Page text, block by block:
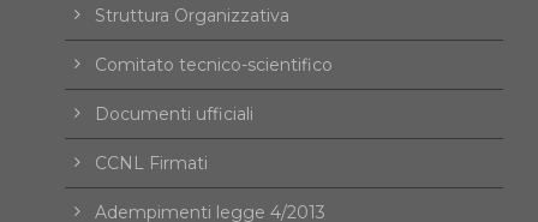
Struttura Organizzativa
Comitato tecnico-scientifico
Documenti ufficiali
CCNL Firmati
Adempimenti legge 4/2013